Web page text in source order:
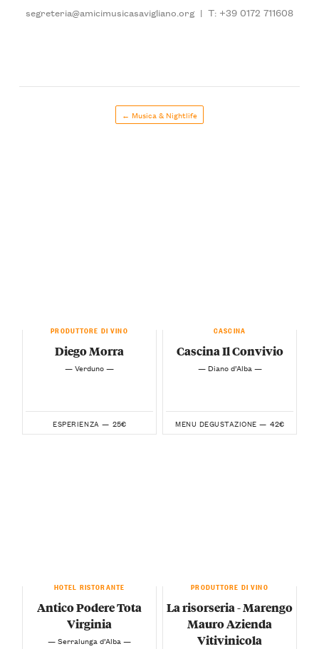
segreteria@amicimusicasavigliano.org | T: +39 0172 711608
← Musica & Nightlife
PRODUTTORE DI VINO
Diego Morra
— Verduno —
ESPERIENZA — 25€
CASCINA
Cascina Il Convivio
— Diano d’Alba —
MENU DEGUSTAZIONE — 42€
HOTEL RISTORANTE
Antico Podere Tota
Virginia
— Serralunga d’Alba —
PRODUTTORE DI VINO
La risorseria - Marengo
Mauro Azienda
Vitivinicola